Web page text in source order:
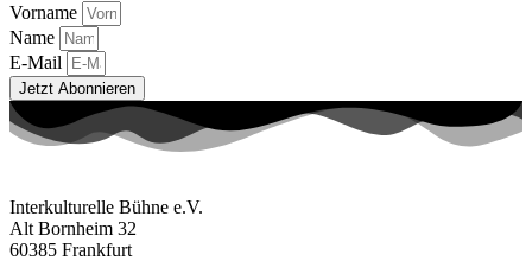
Vorname
Name
E-Mail
Jetzt Abonnieren
Interkulturelle Bühne e.V.
Alt Bornheim 32
60385 Frankfurt